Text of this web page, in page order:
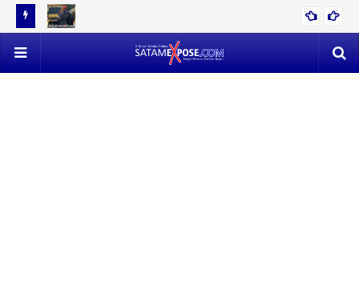
TON
EVAKUASI 53 TON TIMAH MENDAPAT PERLAWANAN SENGIT,
POLISI VS SATLAP TRICAKTI